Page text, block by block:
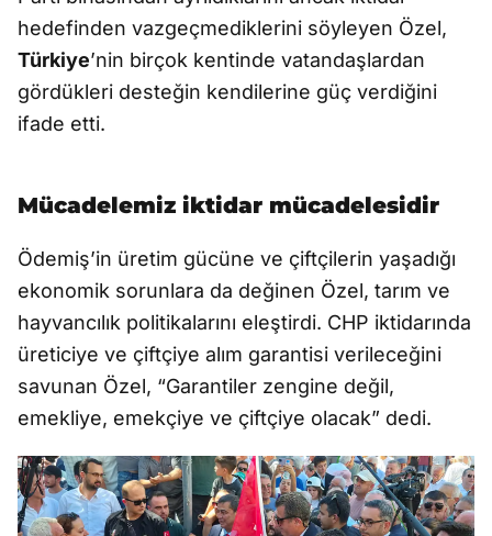
hedefinden vazgeçmediklerini söyleyen Özel,
Türkiye’nin birçok kentinde vatandaşlardan
gördükleri desteğin kendilerine güç verdiğini
ifade etti.
Mücadelemiz iktidar mücadelesidir
Ödemiş’in üretim gücüne ve çiftçilerin yaşadığı
ekonomik sorunlara da değinen Özel, tarım ve
hayvancılık politikalarını eleştirdi. CHP iktidarında
üreticiye ve çiftçiye alım garantisi verileceğini
savunan Özel, “Garantiler zengine değil,
emekliye, emekçiye ve çiftçiye olacak” dedi.